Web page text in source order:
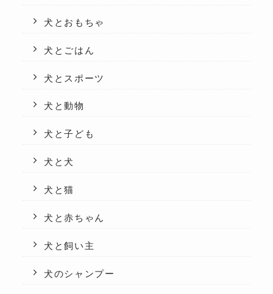
犬とおもちゃ
犬とごはん
犬とスポーツ
犬と動物
犬と子ども
犬と犬
犬と猫
犬と赤ちゃん
犬と飼い主
犬のシャンプー